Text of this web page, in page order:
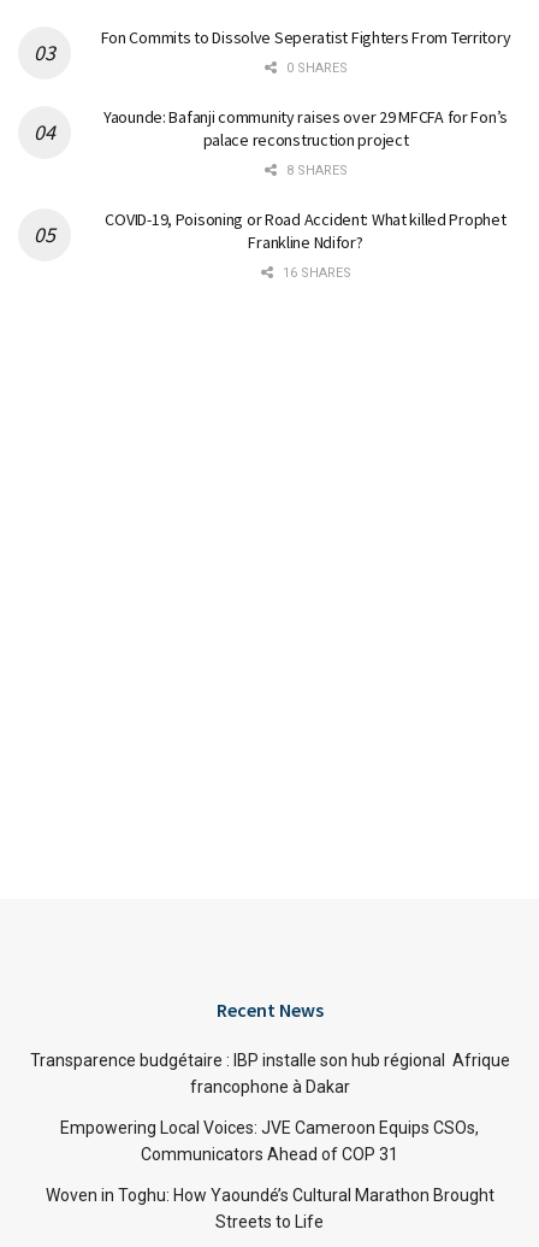
Fon Commits to Dissolve Seperatist Fighters From Territory
0 SHARES
Yaounde: Bafanji community raises over 29 MFCFA for Fon’s
palace reconstruction project
8 SHARES
COVID-19, Poisoning or Road Accident: What killed Prophet
Frankline Ndifor?
16 SHARES
Recent News
Transparence budgétaire : IBP installe son hub régional Afrique
francophone à Dakar
Empowering Local Voices: JVE Cameroon Equips CSOs,
Communicators Ahead of COP 31
Woven in Toghu: How Yaoundé’s Cultural Marathon Brought
Streets to Life